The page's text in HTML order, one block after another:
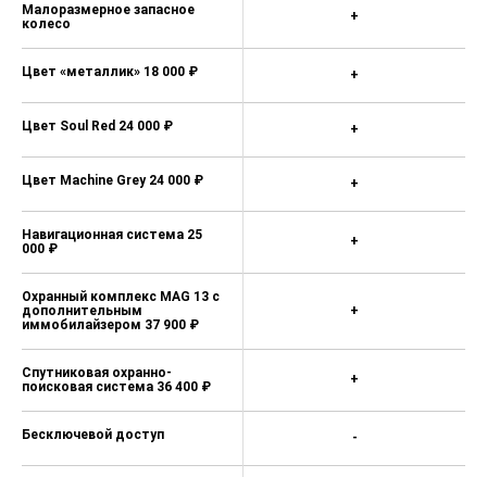
Малоразмерное запасное
колесо
Цвет «металлик» 18 000 ₽
Цвет Soul Red 24 000 ₽
Цвет Machine Grey 24 000 ₽
Навигационная система 25
000 ₽
Охранный комплекс MAG 13 с
дополнительным
иммобилайзером 37 900 ₽
Спутниковая охранно-
поисковая система 36 400 ₽
Бесключевой доступ
+
+
+
+
+
+
+
-